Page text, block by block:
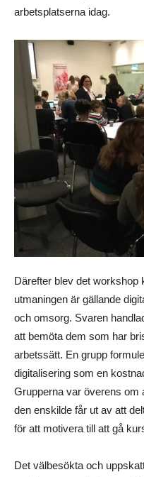
arbetsplatserna idag.
Därefter blev det workshop
utmaningen är gällande
och omsorg. Svaren
att bemöta dem som har
arbetssätt. En grupp
digitalisering som en
Grupperna var överens om
den enskilde får ut av att
för att motivera till att gå
Det välbesökta och